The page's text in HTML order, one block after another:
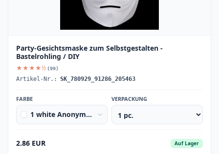
Party-Gesichtsmaske zum Selbstgestalten -
Bastelrohling / DIY
★★★★½ (99)
Artikel-Nr.: SK_780929_91286_205463
FARBE
1 white Anonymous
VERPACKUNG
2.86 EUR Auf Lager